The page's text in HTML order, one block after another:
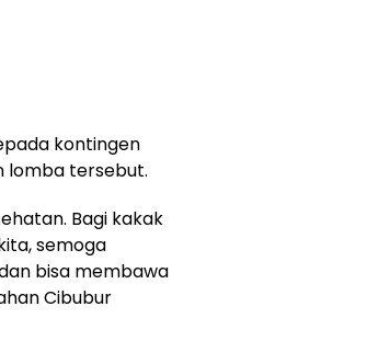
kontingen
lomba tersebut.
Bagi kakak
semoga
bisa membawa
Cibubur